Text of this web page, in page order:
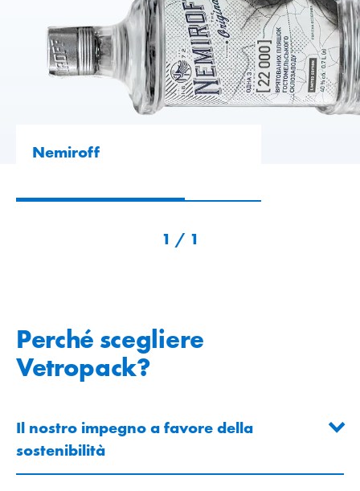
Nemiroff
1 / 1
Perché scegliere
Vetropack?
Il nostro impegno a favore della
sostenibilità